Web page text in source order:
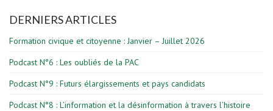
DERNIERS ARTICLES
Formation civique et citoyenne : Janvier – Juillet 2026
Podcast N°6 : Les oubliés de la PAC
Podcast N°9 : Futurs élargissements et pays candidats
Podcast N°8 : L’information et la désinformation à travers l’histoire